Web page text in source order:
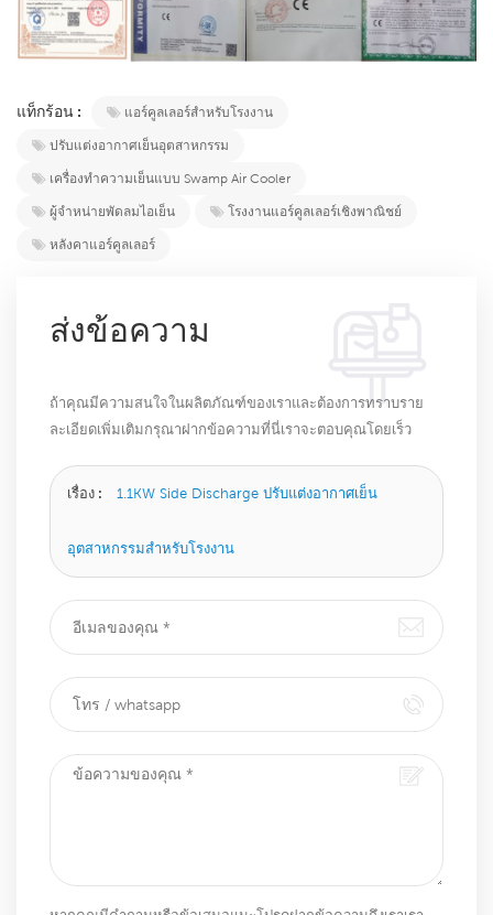
แท็กร้อน :
แอร์คูลเลอร์สำหรับโรงงาน
ปรับแต่งอากาศเย็นอุตสาหกรรม
เครื่องทำความเย็นแบบ Swamp Air Cooler
ผู้จำหน่ายพัดลมไอเย็น
โรงงานแอร์คูลเลอร์เชิงพาณิชย์
หลังคาแอร์คูลเลอร์
ส่งข้อความ
ถ้าคุณมีความสนใจในผลิตภัณฑ์ของเราและต้องการทราบราย
ละเอียดเพิ่มเติมกรุณาฝากข้อความที่นี่เราจะตอบคุณโดยเร็ว
เรื่อง : 1.1KW Side Discharge ปรับแต่งอากาศเย็น
อุตสาหกรรมสำหรับโรงงาน